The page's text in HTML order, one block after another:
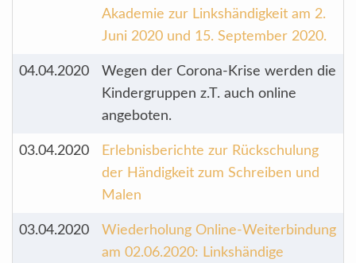
Akademie zur Linkshändigkeit am 2.
Juni 2020 und 15. September 2020.
04.04.2020
Wegen der Corona-Krise werden die
Kindergruppen z.T. auch online
angeboten.
03.04.2020
Erlebnisberichte zur Rückschulung
der Händigkeit zum Schreiben und
Malen
03.04.2020
Wiederholung Online-Weiterbindung
am 02.06.2020: Linkshändige